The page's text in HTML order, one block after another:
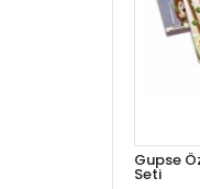
Gupse
Seti